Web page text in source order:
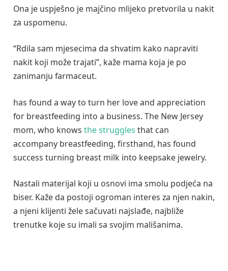
Ona je uspješno je majčino mlijeko pretvorila u nakit
za uspomenu.
“Rdila sam mjesecima da shvatim kako napraviti
nakit koji može trajati”, kaže mama koja je po
zanimanju farmaceut.
has found a way to turn her love and appreciation
for breastfeeding into a business. The New Jersey
mom, who knows the struggles that can
accompany breastfeeding, firsthand, has found
success turning breast milk into keepsake jewelry.
Nastali materijal koji u osnovi ima smolu podjeća na
biser. Kaže da postoji ogroman interes za njen nakin,
a njeni klijenti žele sačuvati najslađe, najbliže
trenutke koje su imali sa svojim mališanima.